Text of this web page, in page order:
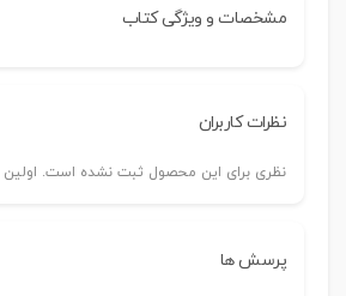
مشخصات و ویژگی کتاب
نظرات کاربران
نظری برای این محصول ثبت نشده است. اولین
پرسش ها